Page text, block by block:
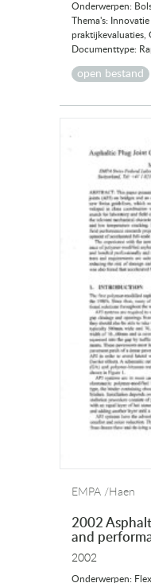
Onderwerpen:
Thema's:
praktijkevaluaties,
Documenttype:
open bestand
EMPA /Haen
2002
and
2002
Onderwerpen: